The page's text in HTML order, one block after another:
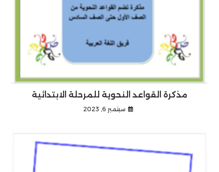
مذكرة القواعد النحوية للمرحلة الابتدائية
سبتمبر 6, 2023